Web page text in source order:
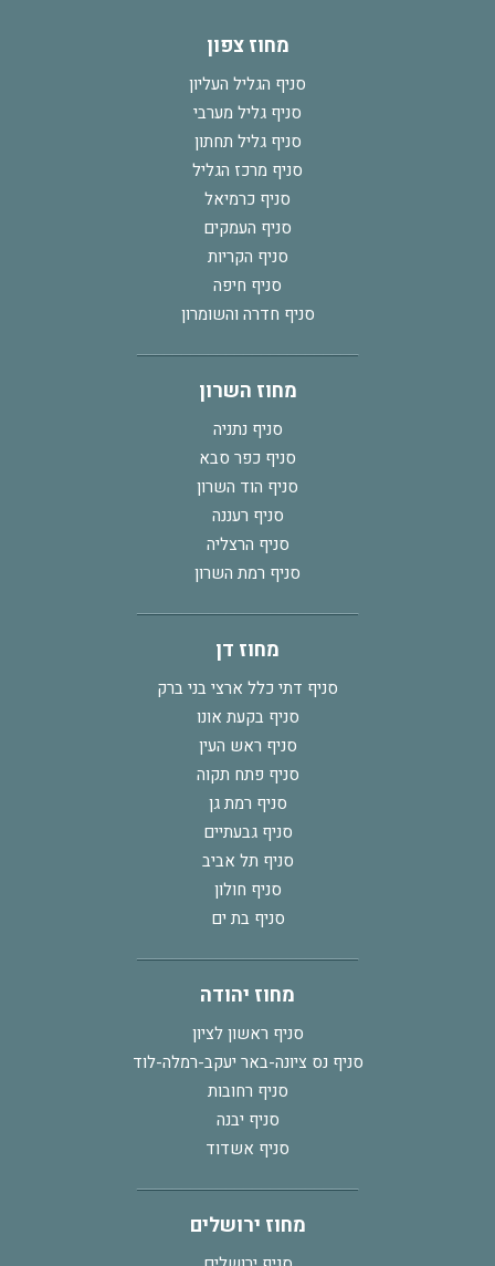
מחוז צפון
סניף הגליל העליון
סניף גליל מערבי
סניף גליל תחתון
סניף מרכז הגליל
סניף כרמיאל
סניף העמקים
סניף הקריות
סניף חיפה
סניף חדרה והשומרון
מחוז השרון
סניף נתניה
סניף כפר סבא
סניף הוד השרון
סניף רעננה
סניף הרצליה
סניף רמת השרון
מחוז דן
סניף דתי כלל ארצי בני ברק
סניף בקעת אונו
סניף ראש העין
סניף פתח תקוה
סניף רמת גן
סניף גבעתיים
סניף תל אביב
סניף חולון
סניף בת ים
מחוז יהודה
סניף ראשון לציון
סניף נס ציונה-באר יעקב-רמלה-לוד
סניף רחובות
סניף יבנה
סניף אשדוד
מחוז ירושלים